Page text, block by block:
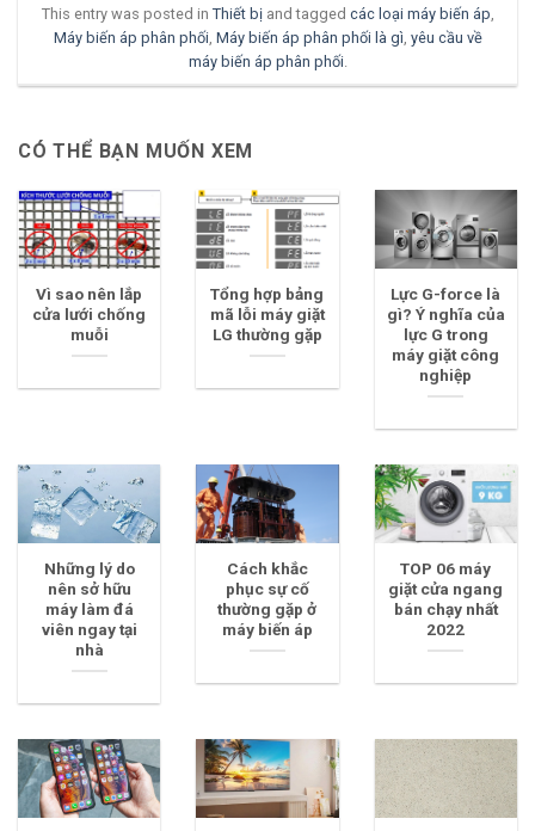
This entry was posted in Thiết bịand tagged các loại máy biến áp
Máy biến áp phân phối Máy biến áp phân phối là gì yêu cầu về
máy biến áp phân phối
CÓ THỂ BẠN MUỐN XEM
Vì sao nên lắp
cửa lưới chống
muỗi
Tổng hợp bảng
mã lỗi máy giặt
LG thường gặp
Lực G-force là
gì? Ý nghĩa của
lực G trong
máy giặt công
nghiệp
Những lý do
nên sở hữu
máy làm đá
viên ngay tại
nhà
Cách khắc
phục sự cố
thường gặp ở
máy biến áp
TOP 06 máy
giặt cửa ngang
bán chạy nhất
2022